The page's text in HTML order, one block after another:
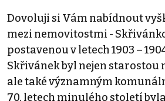
Dovoluji si Vám nabídnout
mezi nemovitostmi -
postavenou v letech 1903 –
Skřivánek byl nejen starostou
ale také významným
70. letech minulého století